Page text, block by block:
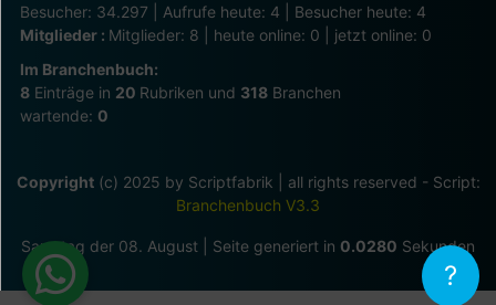
?
Besucher: 34.297 | Aufrufe heute: 4 | Besucher heute: 4
Mitglieder : Mitglieder: 8 | heute online: 0 | jetzt online: 0
Im Branchenbuch:
8 Einträge in 20 Rubriken und 318 Branchen
wartende: 0
Copyright(c) 2025 by Scriptfabrik | all rights reserved - Script:
Branchenbuch V3.3
Samstag der 08. August | Seite generiert in 0.0280 Sekunden